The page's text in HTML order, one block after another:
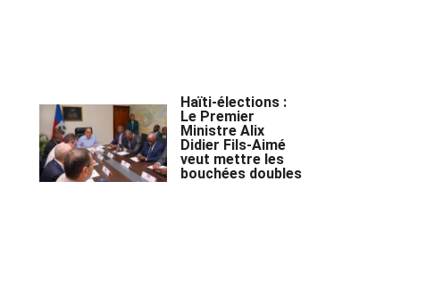
Haïti-élections :
Le Premier
Ministre Alix
Didier Fils-Aimé
veut mettre les
bouchées doubles